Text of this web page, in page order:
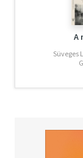
A
Süveges